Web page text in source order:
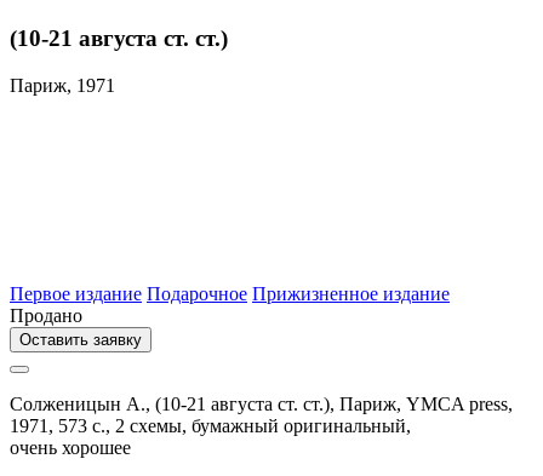
(10-21 августа ст. ст.)
Париж, 1971
Первое издание Подарочное Прижизненное издание
Продано
Оставить заявку
Солженицын А., (10-21 августа ст. ст.), Париж, YMCA press,
1971, 573 с., 2 схемы, бумажный оригинальный,
очень хорошее